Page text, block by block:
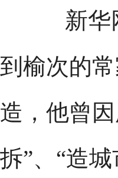
新华网
到榆次的
造，他曾
拆”、“造